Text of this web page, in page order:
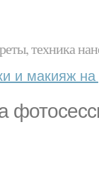
техника
и макияж